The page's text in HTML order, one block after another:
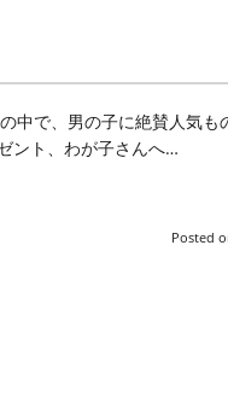
中で、男の子に絶賛人気
ント、わが子さんへ…
Posted